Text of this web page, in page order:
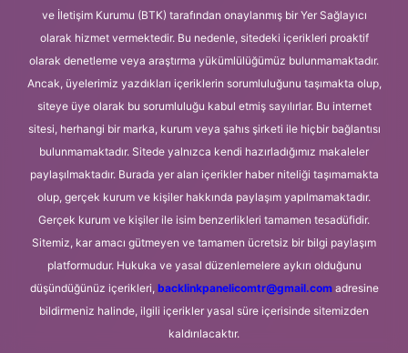
ve İletişim Kurumu (BTK) tarafından onaylanmış bir Yer Sağlayıcı
olarak hizmet vermektedir. Bu nedenle, sitedeki içerikleri proaktif
olarak denetleme veya araştırma yükümlülüğümüz bulunmamaktadır.
Ancak, üyelerimiz yazdıkları içeriklerin sorumluluğunu taşımakta olup,
siteye üye olarak bu sorumluluğu kabul etmiş sayılırlar. Bu internet
sitesi, herhangi bir marka, kurum veya şahıs şirketi ile hiçbir bağlantısı
bulunmamaktadır. Sitede yalnızca kendi hazırladığımız makaleler
paylaşılmaktadır. Burada yer alan içerikler haber niteliği taşımamakta
olup, gerçek kurum ve kişiler hakkında paylaşım yapılmamaktadır.
Gerçek kurum ve kişiler ile isim benzerlikleri tamamen tesadüfidir.
Sitemiz, kar amacı gütmeyen ve tamamen ücretsiz bir bilgi paylaşım
platformudur. Hukuka ve yasal düzenlemelere aykırı olduğunu
düşündüğünüz içerikleri, backlinkpanelicomtr@gmail.comadresine
bildirmeniz halinde, ilgili içerikler yasal süre içerisinde sitemizden
kaldırılacaktır.